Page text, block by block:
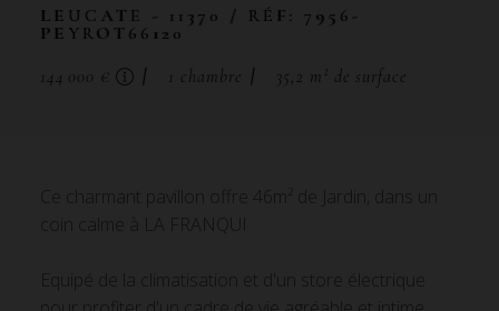
LEUCATE
- 11370
/ RÉF: 7956-
PEYROT66120
144 000 €
1 chambre 35,2 m² de surface
Ce charmant pavillon offre 46m² de Jardin, dans un
coin calme à LA FRANQUI
Equipé de la climatisation et d'un store électrique